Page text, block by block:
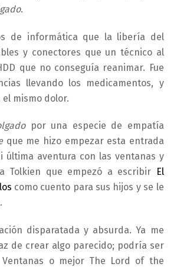
.
de informática que la libería del
y conectores que un técnico al
que no conseguía reanimar. Fue
llevando los medicamentos, y
el mismo dolor.
por una especie de empatía
que me hizo empezar esta entrada
última aventura con las ventanas y
Tolkien que empezó a escribir
El
como cuento para sus hijos y se le
disparatada y absurda. Ya me
de crear algo parecido; podría ser
o mejor The Lord of the